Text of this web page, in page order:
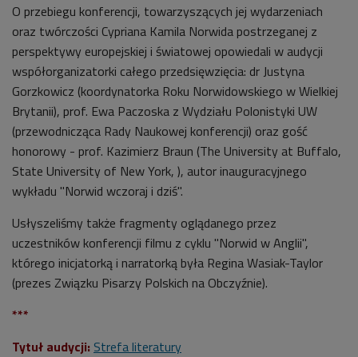
O przebiegu konferencji, towarzyszących jej wydarzeniach
oraz twórczości Cypriana Kamila Norwida postrzeganej z
perspektywy europejskiej i światowej opowiedali w audycji
współorganizatorki całego przedsięwzięcia: dr Justyna
Gorzkowicz (koordynatorka Roku Norwidowskiego w Wielkiej
Brytanii), prof. Ewa Paczoska z Wydziału Polonistyki UW
(przewodnicząca Rady Naukowej konferencji) oraz gość
honorowy - prof. Kazimierz Braun (The University at Buffalo,
State University of New York, ), autor inauguracyjnego
wykładu "Norwid wczoraj i dziś". ​
Usłyszeliśmy także fragmenty oglądanego przez
uczestników konferencji filmu z cyklu "Norwid w Anglii",
którego inicjatorką i narratorką była Regina Wasiak-Taylor
(prezes Związku Pisarzy Polskich na Obczyźnie).
***
Tytuł audycji: Strefa literatury